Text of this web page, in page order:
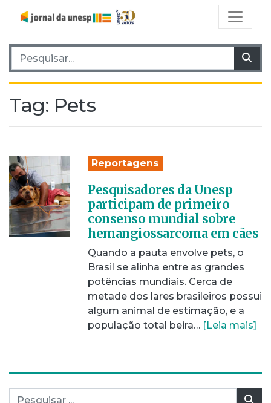
Pesquisar por:
Tag: Pets
Reportagens
Pesquisadores da Unesp
participam de primeiro
consenso mundial sobre
hemangiossarcoma em cães
Quando a pauta envolve pets, o
Brasil se alinha entre as grandes
potências mundiais. Cerca de
metade dos lares brasileiros possui
algum animal de estimação, e a
população total beira… [Leia mais]
Pesquisar por: